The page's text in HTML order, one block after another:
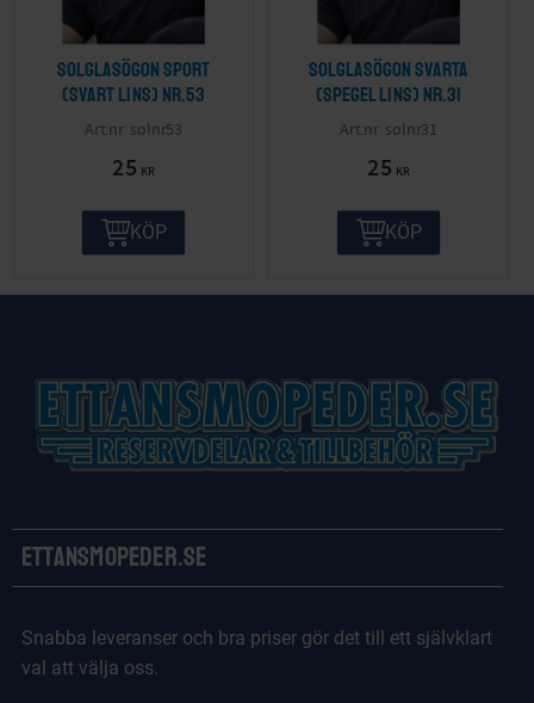
Solglasögon sport
(svart lins) nr.53
solnr53
25 KR
KÖP
Solglasögon svarta
(spegel lins) nr.31
solnr31
25 KR
KÖP
Ettansmopeder.se
Snabba leveranser och bra priser gör det till ett självklart
val att välja oss.